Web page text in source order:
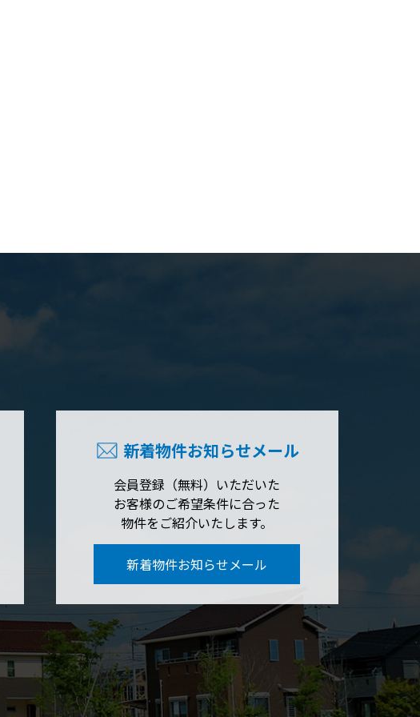
新着物件お知らせメール
会員登録（無料）いただいた
お客様のご希望条件に合った
物件をご紹介いたします。
新着物件お知らせメール